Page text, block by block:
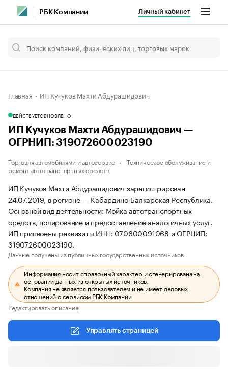
РБК Компании Личный кабинет
Главная ИП Кучуков Махти Абдурашидович
ДЕЙСТВУЕТОБНОВЛЕНО
ИП Кучуков Махти Абдурашидович —
ОГРНИП: 319072600023190
Торговля автомобилями и автосервис
Техническое обслуживание и
ремонт автотранспортных средств
ИП Кучуков Махти Абдурашидович зарегистрирован
24.07.2019, в регионе — Кабардино-Балкарская Республика.
Основной вид деятельности: Мойка автотранспортных
средств, полирование и предоставление аналогичных услуг.
ИП присвоены реквизиты ИНН: 070600091068 и ОГРНИП:
319072600023190.
Данные получены из публичных государственных источников.
Информация носит справочный характер и сгенерирована на
основании данных из открытых источников.
Компания не является пользователем и не имеет деловых
отношений с сервисом РБК Компании.
Редактировать описание
Управлять страницей